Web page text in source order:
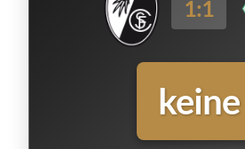
1:1
keine